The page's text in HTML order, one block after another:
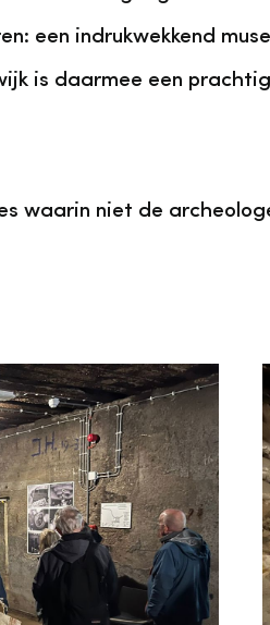
een indrukwekkend
is daarmee een
waarin niet de